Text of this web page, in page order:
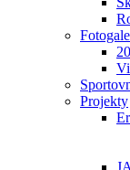
Projekty